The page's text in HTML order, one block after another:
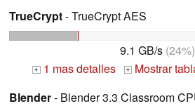
TrueCrypt- TrueCrypt AES
9.1 GB/s(24%)
+ 1 mas detalles +
Mostrar
Blender- Blender 3.3 Classroom